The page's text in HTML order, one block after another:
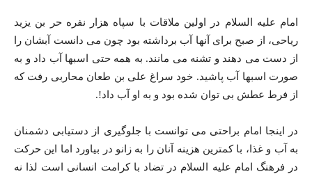
امام علیه السلام در اولین ملاقات با سپاه هزار نفره حر بن یزید
ریاحی، از صبح برای آنها آب برداشته بود چون می دانست آبشان را
از دست می دهند و تشنه می مانند. به همه حتی اسبها آب داد و به
صورت اسبها آب پاشید. خود سراغ علی بن طعان محاربی رفت که
از فرط عطش بی توان شده بود و به او آب داد!.
در اینجا امام براحتی می توانست با جلوگیری از دستیابی دشمنان
به آب و غذا، با کمترین هزینه آنان را به زانو در بیاورد اما این حرکت
در فرهنگ امام علیه السلام در تضاد با کرامت انسانی است لذا نه